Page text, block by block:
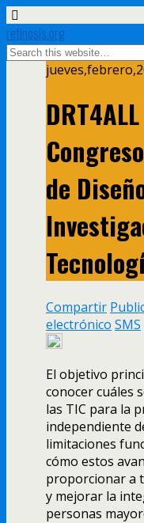
retinosis.org
de
Compartir
electrónico SMS
El objetivo
conocer cuáles
las TIC para la
independiente
limitaciones
cómo estos
proporcionar a
y mejorar la
personas